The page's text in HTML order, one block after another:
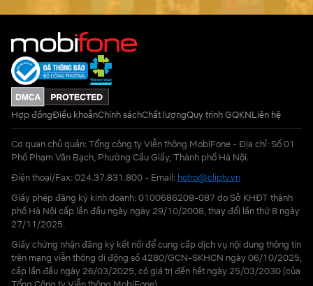
Hợp đồngĐiều khoảnChính sáchChất lượngQuy trình GQKNLiên hệ
Cơ quan chủ quản: Tổng công ty Viễn thông MobiFone - Địa chỉ: Số 01
Phố Phạm Văn Bạch, Phường Cầu Giấy, Thành phố Hà Nội.
Điện thoại/Fax: 024.37.831.800 - Email: hotro@cliptv.vn
Giấy phép đăng ký kinh doanh: 0100686209-087 do Sở KHĐT thành
phố Hà Nội cấp lần đầu ngày ngày 29/10/2008, thay đổi lần thứ 8 ngày
27/11/2025.
Giấy chứng nhận đăng ký kết nối để cung cấp dịch vụ nội dung thông tin
trên mạng viễn thông di động số 4280/GCN-SKHCN ngày 06/10/2025,
cấp lần đầu ngày 26/03/2025, có giá trị đến hết ngày 25/03/2030 (của